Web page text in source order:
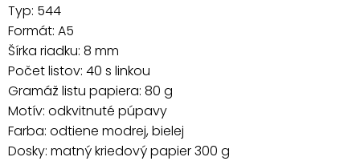
Typ: 544
Formát: A5
Šírka riadku: 8 mm
Počet listov: 40 s linkou
Gramáž listu papiera: 80 g
Motív: odkvitnuté púpavy
Farba: odtiene modrej, bielej
Dosky: matný kriedový papier 300 g